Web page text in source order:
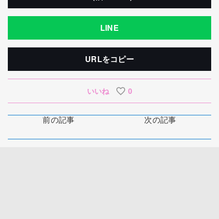
LINE
URLをコピー
いいね 0
前の記事 次の記事